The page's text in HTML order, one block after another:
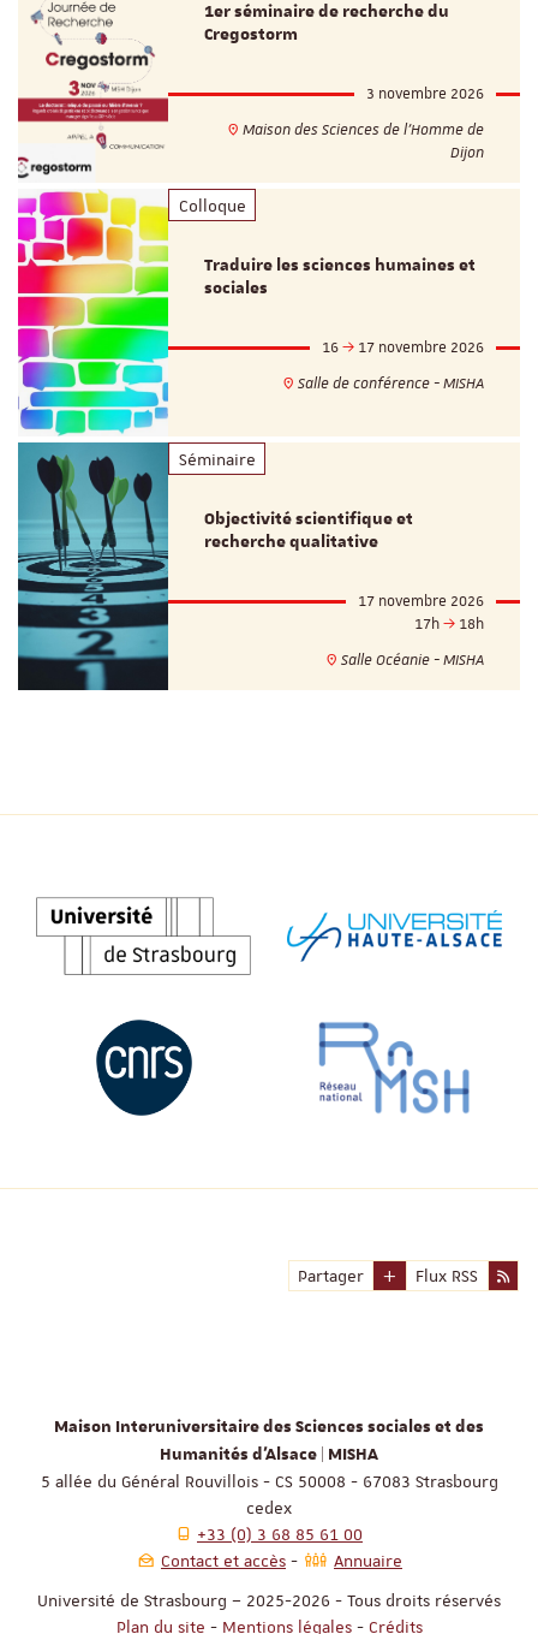
1er séminaire de recherche du
Cregostorm
3 novembre 2026
Maison des Sciences de l'Homme de
Dijon
Colloque
Traduire les sciences humaines et
sociales
16
17 novembre 2026
Salle de conférence - MISHA
Séminaire
Objectivité scientifique et
recherche qualitative
17 novembre 2026
17h
18h
Salle Océanie - MISHA
Partager Flux RSS
Maison Interuniversitaire des Sciences sociales et des
Humanités d'Alsace | MISHA
5 allée du Général Rouvillois - CS 50008 - 67083 Strasbourg
cedex
+33 (0) 3 68 85 61 00
Contact et accès
Annuaire
Université de Strasbourg – 2025-2026 - Tous droits réservés
Plan du site - Mentions légales- Crédits